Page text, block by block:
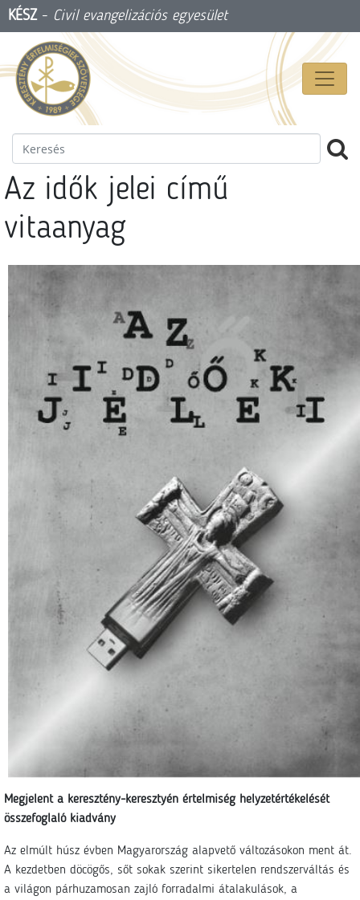
KÉSZ- Civil evangelizációs egyesület
Az idők jelei című
vitaanyag
Megjelent a keresztény-keresztyén értelmiség helyzetértékelését
összefoglaló kiadvány
Az elmúlt húsz évben Magyarország alapvető változásokon ment át.
A kezdetben döcögős, sőt sokak szerint sikertelen rendszerváltás és
a világon párhuzamosan zajló forradalmi átalakulások, a